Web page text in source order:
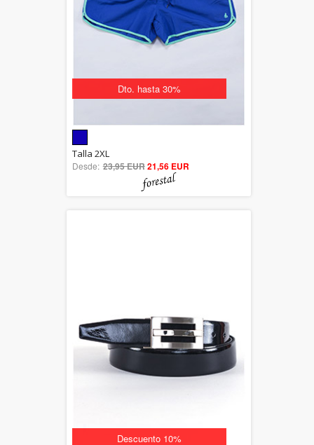
Dto. hasta 30%
out of 5
Talla 2XL
Desde: 23,95 EUR21,56 EUR
Descuento 10%